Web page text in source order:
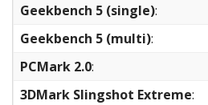
Geekbench 5 (single):
Geekbench 5 (multi):
PCMark 2.0:
3DMark Slingshot Extreme: